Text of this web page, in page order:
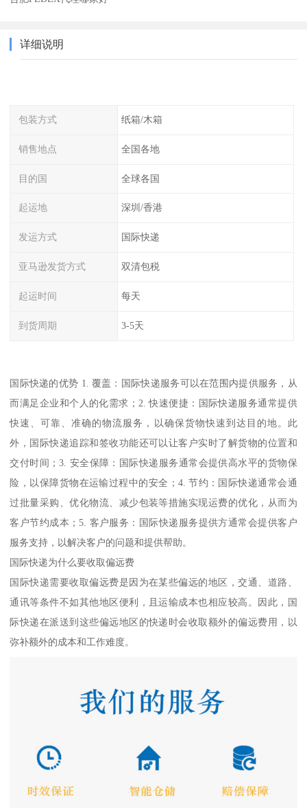
详细说明
包装方式 纸箱/木箱
销售地点 全国各地
目的国 全球各国
起运地 深圳/香港
发运方式 国际快递
亚马逊发货方式 双清包税
起运时间 每天
到货周期 3-5天
国际快递的优势 1. 覆盖：国际快递服务可以在范围内提供服务，从
而满足企业和个人的化需求；2. 快速便捷：国际快递服务通常提供
快速、可靠、准确的物流服务，以确保货物快速到达目的地。此
外，国际快递追踪和签收功能还可以让客户实时了解货物的位置和
交付时间；3. 安全保障：国际快递服务通常会提供高水平的货物保
险，以保障货物在运输过程中的安全；4. 节约：国际快递通常会通
过批量采购、优化物流、减少包装等措施实现运费的优化，从而为
客户节约成本；5. 客户服务：国际快递服务提供方通常会提供客户
服务支持，以解决客户的问题和提供帮助。
国际快递为什么要收取偏远费
国际快递需要收取偏远费是因为在某些偏远的地区，交通、道路、
通讯等条件不如其他地区便利，且运输成本也相应较高。因此，国
际快递在派送到这些偏远地区的快递时会收取额外的偏远费用，以
弥补额外的成本和工作难度。